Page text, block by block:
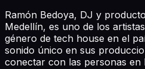
Ramón Bedoya, DJ y
Medellín, es uno de los
género de tech house en el
sonido único en sus
conectar con las personas en